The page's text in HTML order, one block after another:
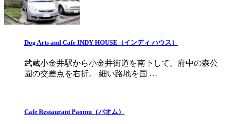
Dog Arts and Cafe INDY HOUSE（インディ ハウス）
武蔵小金井駅から小金井街道を南下して、府中の森公
園の交差点を右折。 細い路地を国 …
Cafe Restaurant Paomu（パオム）